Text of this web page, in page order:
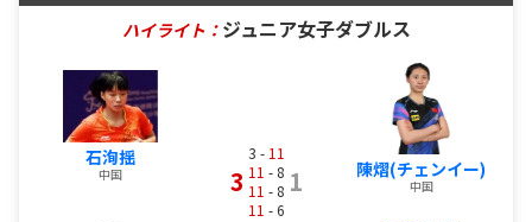
ハイライト： ジュニア女子ダブルス
石洵揺
中国 3
3 - 11
11 - 8
11 - 8
11 - 6
1 陳熠(チェンイー)
中国